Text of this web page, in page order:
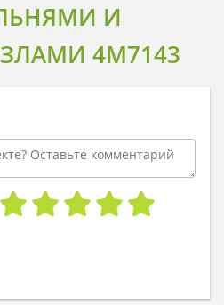
И
4M7143